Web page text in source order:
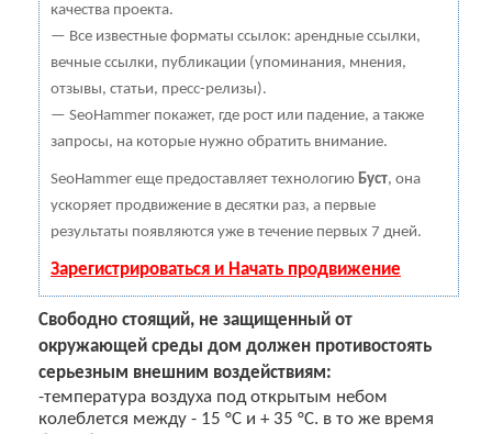
качества проекта.
— Все известные форматы ссылок: арендные ссылки,
вечные ссылки, публикации (упоминания, мнения,
отзывы, статьи, пресс-релизы).
— SeoHammer покажет, где рост или падение, а также
запросы, на которые нужно обратить внимание.
SeoHammer еще предоставляет технологию Буст, она
ускоряет продвижение в десятки раз, а первые
результаты появляются уже в течение первых 7 дней.
Зарегистрироваться и Начать продвижение
Свободно стоящий, не защищенный от
окружающей среды дом должен противостоять
серьезным внешним воздействиям:
-температура воздуха под открытым небом
колеблется между - 15 °С и + 35 °С. в то же время